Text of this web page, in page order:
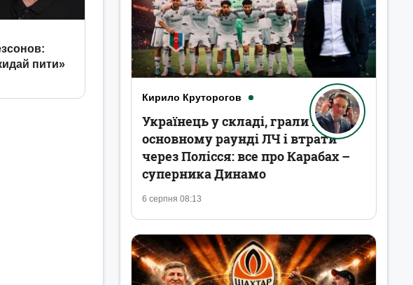
Кирило Круторогов
6 серпня 08:13
Українець у складі, грали в
основному раунді ЛЧ і втрати
через Полісся: все про Карабах –
суперника Динамо